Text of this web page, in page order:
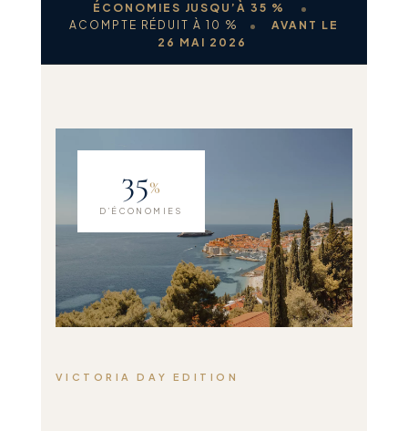
ÉCONOMIES JUSQU’À 35 %
ACOMPTE RÉDUIT À 10 %
AVANT LE
26 MAI 2026
35%
D’ÉCONOMIES
VICTORIA DAY EDITION